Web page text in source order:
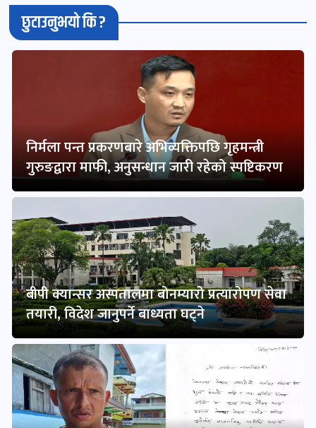
छुटाउनुभयो कि ?
निर्मला पन्त प्रकरणबारे अभिव्यक्तिपछि गृहमन्त्री
गुरुङद्वारा माफी, अनुसन्धान जारी रहेको स्पष्टिकरण
बीपी क्यान्सर अस्पतालमा बोनम्यारो प्रत्यारोपण सेवा
तयारी, विदेश जानुपर्ने बाध्यता घट्ने